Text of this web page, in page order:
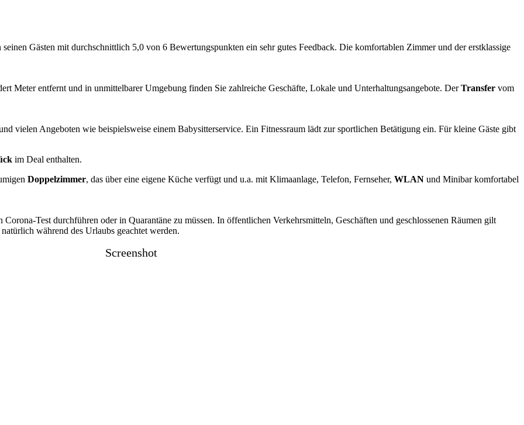
Gästen mit durchschnittlich 5,0 von 6 Bewertungspunkten ein sehr gutes Feedback. Die komfortablen Zimmer und der erstklassige
Meter entfernt und in unmittelbarer Umgebung finden Sie zahlreiche Geschäfte, Lokale und Unterhaltungsangebote. DerTransfer vom
vielen Angeboten wie beispielsweise einem Babysitterservice. Ein Fitnessraum lädt zur sportlichen Betätigung ein. Für kleine Gäste gibt
im Deal enthalten.
Doppelzimmer, das über eine eigene Küche verfügt und u.a. mit Klimaanlage, Telefon, Fernseher, WLAN und Minibar komfortabel
Test durchführen oder in Quarantäne zu müssen. In öffentlichen Verkehrsmitteln, Geschäften und geschlossenen Räumen gilt
während des Urlaubs geachtet werden.
Screenshot